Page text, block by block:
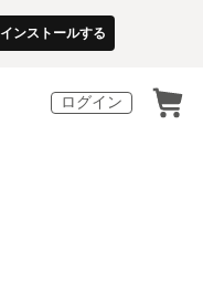
インストールする
ログイン